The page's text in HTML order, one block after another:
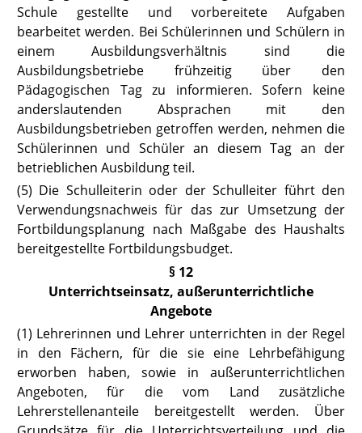
Schule gestellte und vorbereitete Aufgaben
bearbeitet werden. Bei Schülerinnen und Schülern in
einem Ausbildungsverhältnis sind die
Ausbildungsbetriebe frühzeitig über den
Pädagogischen Tag zu informieren. Sofern keine
anderslautenden Absprachen mit den
Ausbildungsbetrieben getroffen werden, nehmen die
Schülerinnen und Schüler an diesem Tag an der
betrieblichen Ausbildung teil.
(5) Die Schulleiterin oder der Schulleiter führt den
Verwendungsnachweis für das zur Umsetzung der
Fortbildungsplanung nach Maßgabe des Haushalts
bereitgestellte Fortbildungsbudget.
§ 12
Unterrichtseinsatz, außerunterrichtliche
Angebote
(1) Lehrerinnen und Lehrer unterrichten in der Regel
in den Fächern, für die sie eine Lehrbefähigung
erworben haben, sowie in außerunterrichtlichen
Angeboten, für die vom Land zusätzliche
Lehrerstellenanteile bereitgestellt werden. Über